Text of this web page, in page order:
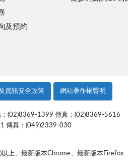
及預約
資訊安全政策 網站著作權聲明
：(02)8369-1399 傳真：(02)8369-5616
傳真：(049)2339-030
上、最新版本Chrome、最新版本Firefox